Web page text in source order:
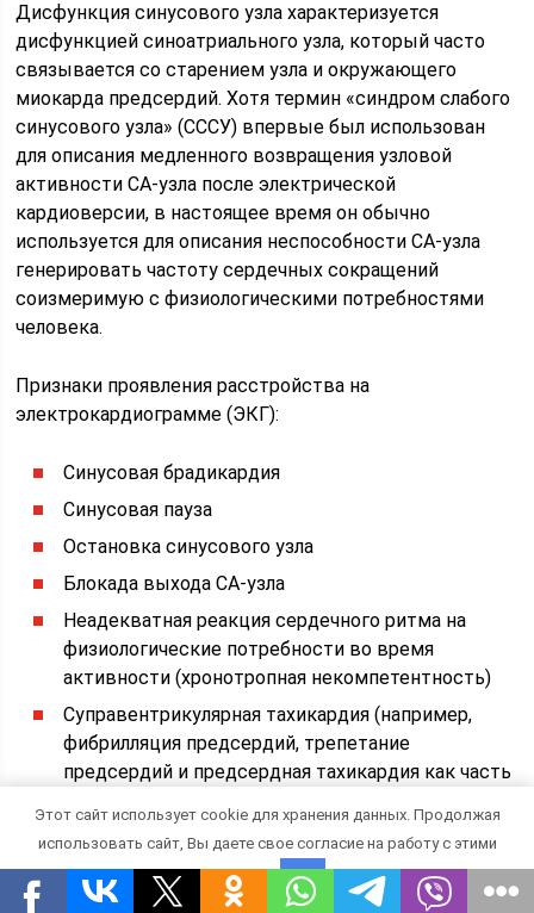
Дисфункция синусового узла характеризуется
дисфункцией синоатриального узла, который часто
связывается со старением узла и окружающего
миокарда предсердий. Хотя термин «синдром слабого
синусового узла» (СССУ) впервые был использован
для описания медленного возвращения узловой
активности СА-узла после электрической
кардиоверсии, в настоящее время он обычно
используется для описания неспособности СА-узла
генерировать частоту сердечных сокращений
соизмеримую с физиологическими потребностями
человека.
Признаки проявления расстройства на
электрокардиограмме (ЭКГ):
Синусовая брадикардия
Синусовая пауза
Остановка синусового узла
Блокада выхода СА-узла
Неадекватная реакция сердечного ритма на
физиологические потребности во время
активности (хронотропная некомпетентность)
Суправентрикулярная тахикардия (например,
фибрилляция предсердий, трепетание
предсердий и предсердная тахикардия как часть
Патофизиология
Синусовый узел представляет собой
Этот сайт использует cookie для хранения данных. Продолжая
использовать сайт, Вы даете свое согласие на работу с этими
файлами.
OK